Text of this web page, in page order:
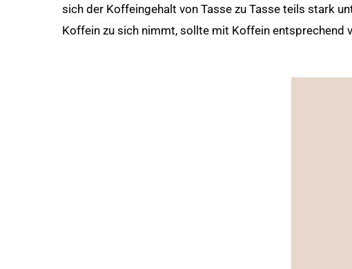
sich der Koffeingehalt von Tasse zu Tasse teils stark
Koffein zu sich nimmt, sollte mit Koffein entsprechend